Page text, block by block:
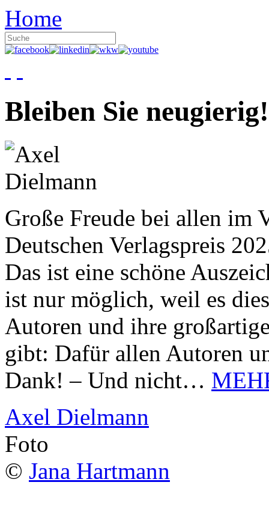
Home
Bleiben Sie neugierig!
Große Freude bei allen im
Deutschen Verlagspreis
Das ist eine schöne
ist nur möglich, weil es
Autoren und ihre
gibt: Dafür allen Autoren
Dank! – Und nicht…
Axel Dielmann
Foto
© Jana Hartmann